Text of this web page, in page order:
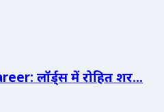
लॉर्ड्स में रोहित शर...